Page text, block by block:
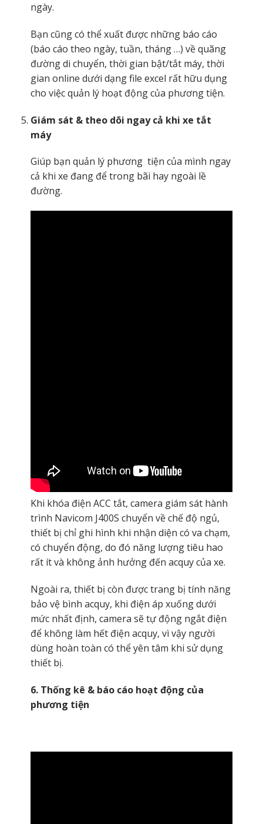
ngày.
Bạn cũng có thể xuất được những báo cáo
(báo cáo theo ngày, tuần, tháng …) về quãng
đường di chuyển, thời gian bật/tắt máy, thời
gian online dưới dạng file excel rất hữu dụng
cho việc quản lý hoạt động của phương tiện.
Giám sát & theo dõi ngay cả khi xe tắt
máy
Giúp bạn quản lý phương tiện của mình ngay
cả khi xe đang để trong bãi hay ngoài lề
đường.
Khi khóa điện ACC tắt, camera giám sát hành
trình Navicom J400S chuyển về chế độ ngủ,
thiết bị chỉ ghi hình khi nhận diện có va chạm,
có chuyển động, do đó năng lượng tiêu hao
rất ít và không ảnh hưởng đến acquy của xe.
Ngoài ra, thiết bị còn được trang bị tính năng
bảo vệ bình acquy, khi điện áp xuống dưới
mức nhất định, camera sẽ tự động ngắt điện
để không làm hết điện acquy, vì vậy người
dùng hoàn toàn có thể yên tâm khi sử dụng
thiết bị.
6. Thống kê & báo cáo hoạt động của
phương tiện